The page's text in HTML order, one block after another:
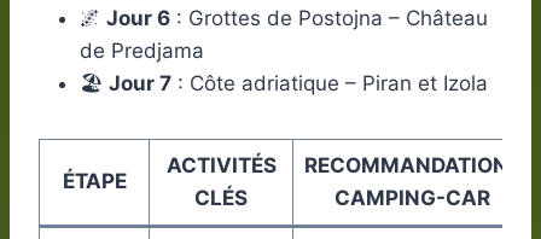
🌌 Jour 6 : Grottes de Postojna – Château
de Predjama
🏖️ Jour 7 : Côte adriatique – Piran et Izola
ÉTAPE
ACTIVITÉS
CLÉS
RECOMMANDATIONS
CAMPING-CAR